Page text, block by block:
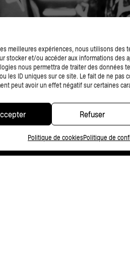
meilleures expériences, nous utilisons des
stocker et/ou accéder aux informations des
nous permettra de traiter des données
les ID uniques sur ce site. Le fait de ne pas
peut avoir un effet négatif sur certaines
Refuser
Politique de cookiesPolitique de